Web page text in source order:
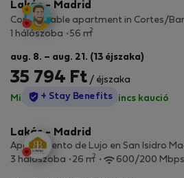
Lakás - Madrid
Comfortable apartment in Cortes/
1 hálószoba
56 m2
aug. 8. – aug. 21. (13 éjszaka)
35 794 Ft / éjszaka
Minden díj benne van·Nincs kaució
StayProtection
+ Stay Benefits
Lakás - Madrid
Apartamento de Lujo en San Isidro
3 hálószoba
26 m2 600/200 Mbps